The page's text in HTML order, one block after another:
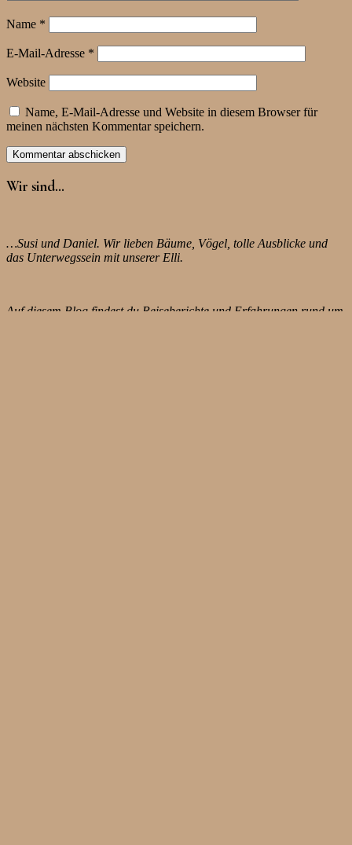
Name *
E-Mail-Adresse *
Website
Name, E-Mail-Adresse und Website in diesem Browser für
meinen nächsten Kommentar speichern.
Wir sind…
…Susi und Daniel. Wir lieben Bäume, Vögel, tolle Ausblicke und
das Unterwegssein mit unserer Elli.
Auf diesem Blog findest du Reiseberichte und Erfahrungen rund um